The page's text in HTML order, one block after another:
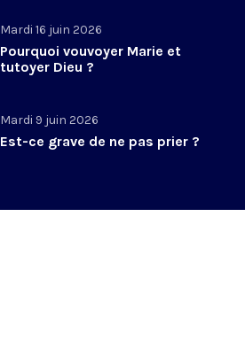
Mardi 16 juin 2026
Pourquoi vouvoyer Marie et
tutoyer Dieu ?
Mardi 9 juin 2026
Est-ce grave de ne pas prier ?